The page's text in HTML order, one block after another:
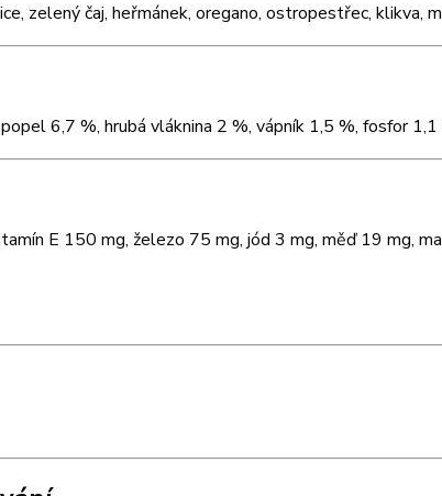
zelený čaj, heřmánek, oregano, ostropestřec, klikva,
6,7 %, hrubá vláknina 2 %, vápník 1,5 %, fosfor
E 150 mg, železo 75 mg, jód 3 mg, měď 19 mg,